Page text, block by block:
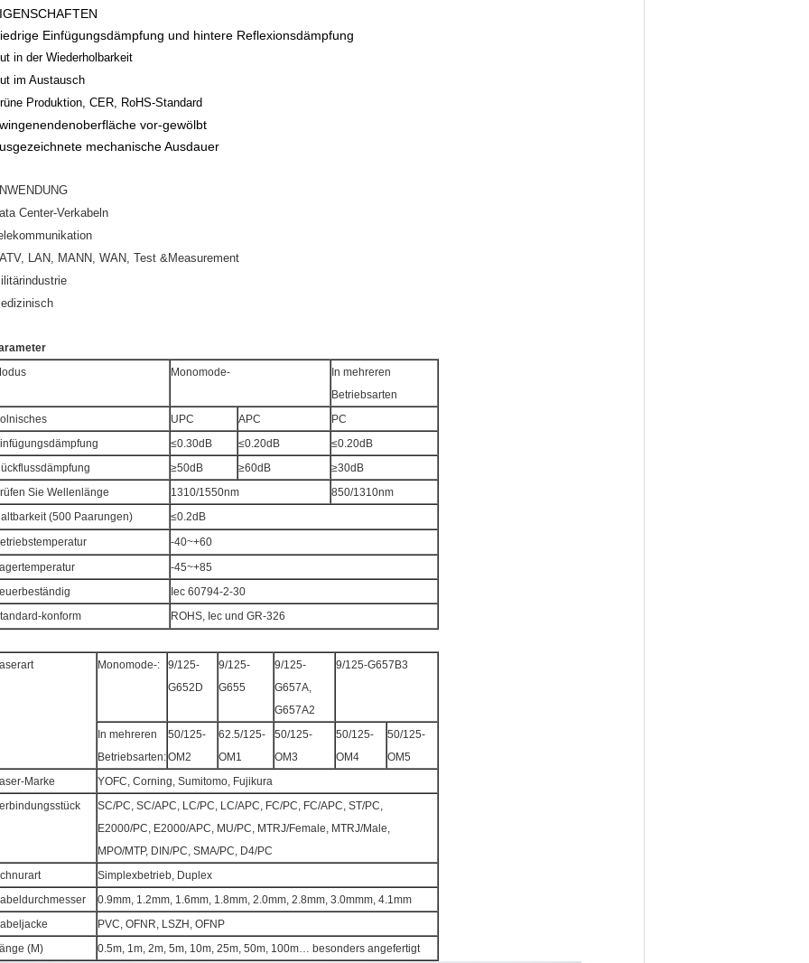
Einfügungsdämpfung und hintere Reflexionsdämpfung
in der Wiederholbarkeit
im Austausch
Produktion, CER, RoHS-Standard
vor-gewölbt
mechanische Ausdauer
Center-Verkabeln
LAN, MANN, WAN, Test &Measurement
Monomode-
In mehreren
Betriebsarten
UPC APC PC
≤0.30dB ≤0.20dB ≤0.20dB
≥50dB ≥60dB ≥30dB
Sie Wellenlänge 1310/1550nm 850/1310nm
(500 Paarungen) ≤0.2dB
-40~+60
-45~+85
Iec 60794-2-30
konform ROHS, Iec und GR-326
Monomode-:
9/125-
G652D
9/125-
G655
9/125-
G657A,
G657A2
9/125-G657B3
In mehreren
Betriebsarten:
50/125-
OM2
62.5/125-
OM1
50/125-
OM3
50/125-
OM4
50/125-
OM5
Marke YOFC, Corning, Sumitomo, Fujikura
SC/PC, SC/APC, LC/PC, LC/APC, FC/PC, FC/APC, ST/PC,
E2000/PC, E2000/APC, MU/PC, MTRJ/Female, MTRJ/Male,
MPO/MTP, DIN/PC, SMA/PC, D4/PC
Simplexbetrieb, Duplex
0.9mm, 1.2mm, 1.6mm, 1.8mm, 2.0mm, 2.8mm, 3.0mmm, 4.1mm
PVC, OFNR, LSZH, OFNP
(M) 0.5m, 1m, 2m, 5m, 10m, 25m, 50m, 100m… besonders angefertigt